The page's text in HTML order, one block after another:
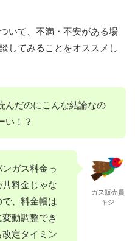
いて、不満・不安がある場
してみることをオススメし
んだのにこんな結論なの
い！？
ガス料金っ
料金じゃな
、料金幅は
動調整でき
定タイミン
ガス販売員
キジ